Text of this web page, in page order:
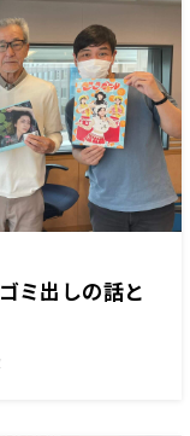
ミ出しの話と